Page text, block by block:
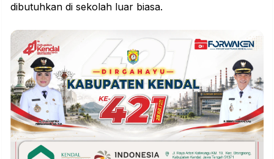
dibutuhkan di sekolah luar biasa.